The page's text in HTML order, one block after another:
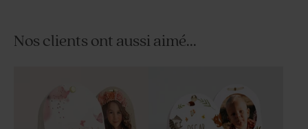
Nos clients ont aussi aimé...